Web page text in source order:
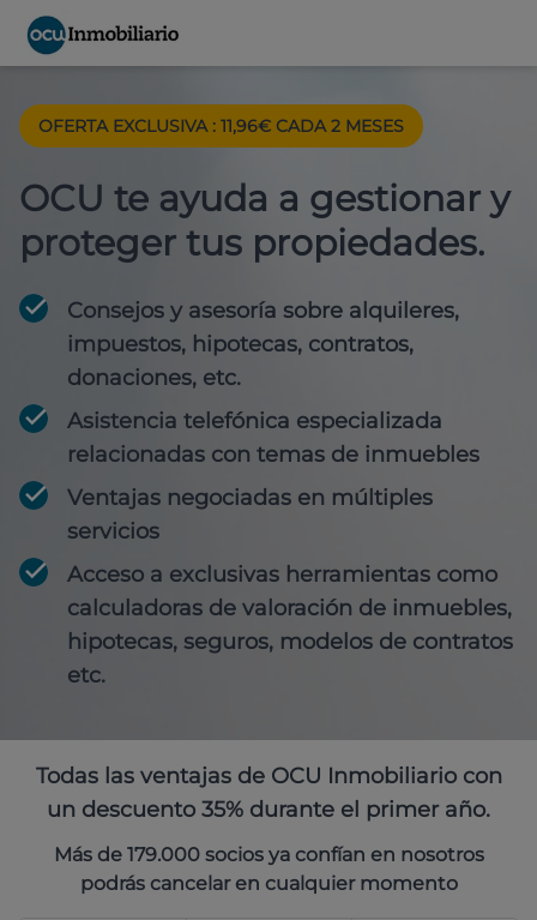
OFERTA EXCLUSIVA : 11,96€ CADA 2 MESES
OCU te ayuda a gestionar y
proteger tus propiedades.
Consejos y asesoría sobre alquileres,
impuestos, hipotecas, contratos,
donaciones, etc.
Asistencia telefónica especializada
relacionadas con temas de inmuebles
Ventajas negociadas en múltiples
servicios
Acceso a exclusivas herramientas como
calculadoras de valoración de inmuebles,
hipotecas, seguros, modelos de contratos
etc.
Todas las ventajas de OCU Inmobiliario con
un descuento 35% durante el primer año.
Más de 179.000 socios ya confían en nosotros
podrás cancelar en cualquier momento